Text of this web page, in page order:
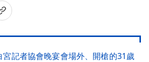
記者協會晚宴會場外、開槍的31歲